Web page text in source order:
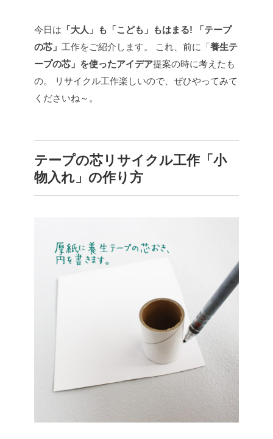
今日は 「大人」も「こども」もはまる! 「テープ
の芯」 工作をご紹介します。 これ、前に「養生テ
ープの芯」を使ったアイデア提案の時に考えたも
の。
リサイクル工作楽しいので、ぜひやってみて
くださいね～。
テープの芯リサイクル工作「小
物入れ」の作り方